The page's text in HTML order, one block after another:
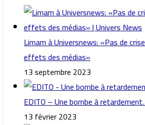
Limam à Universnews: «Pas de
effets des médias»
13 septembre 2023
EDITO – Une bombe à
13 février 2023